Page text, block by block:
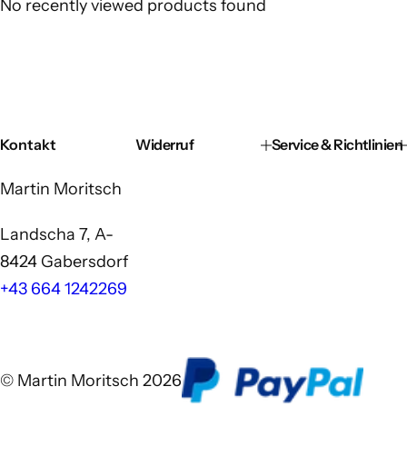
No recently viewed products found
Kontakt
Martin Moritsch
Landscha 7, A-
8424 Gabersdorf
+43 664 1242269
Widerruf Service & Richtlinien
© Martin Moritsch 2026